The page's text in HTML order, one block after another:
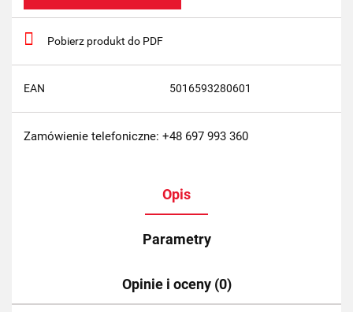
Pobierz produkt do PDF
EAN 5016593280601
Zamówienie telefoniczne: +48 697 993 360
Opis
Parametry
Opinie i oceny (0)